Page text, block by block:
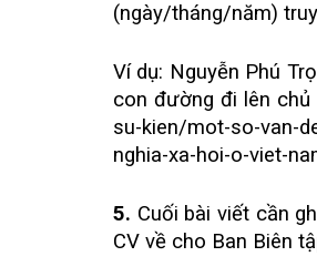
(ngày/tháng/năm)
Ví dụ: Nguyễn Phú
con đường đi lên chủ
su-kien/mot-so-van-
nghia-xa-hoi-o-viet-
5. Cuối bài viết cần
CV về cho Ban Biên